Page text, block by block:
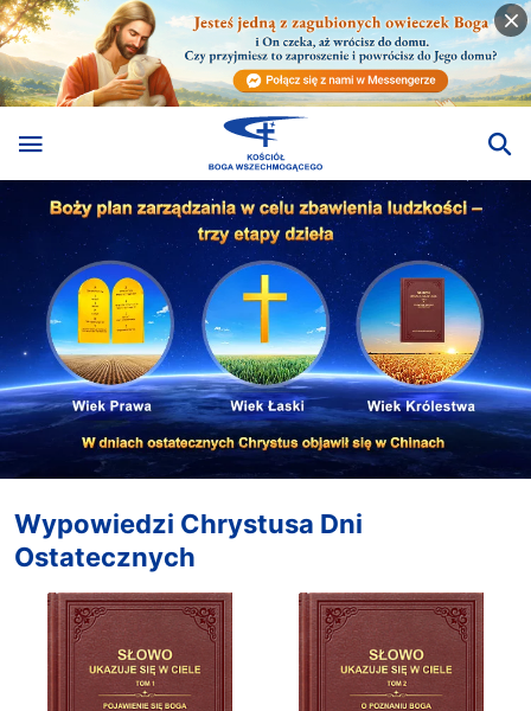
Wypowiedzi Chrystusa Dni
Ostatecznych